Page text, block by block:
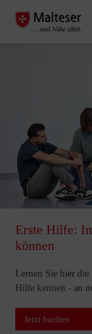
Erste Hilfe:
können
Lernen Sie hier
Hilfe kennen - an
Jetzt buchen